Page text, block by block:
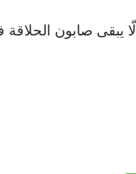
يبقى صابون